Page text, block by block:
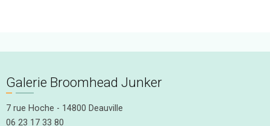
Galerie Broomhead Junker
7 rue Hoche - 14800 Deauville
06 23 17 33 80